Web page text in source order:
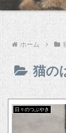
ホーム
猫の
日々のつぶやき